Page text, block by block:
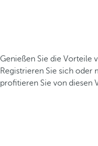
Genießen Sie die Vorteile
Registrieren Sie sich oder
profitieren Sie von diesen